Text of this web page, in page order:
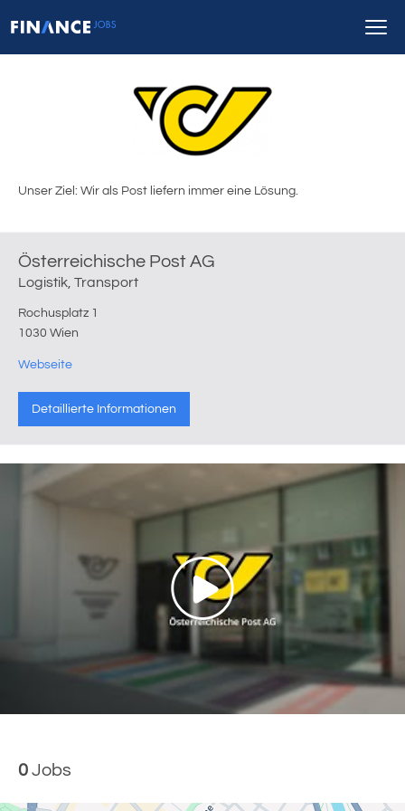
Unser Ziel: Wir als Post liefern immer eine Lösung.
Österreichische Post AG
Logistik, Transport
Rochusplatz 1
1030 Wien
Webseite
Detaillierte Informationen
0 Jobs